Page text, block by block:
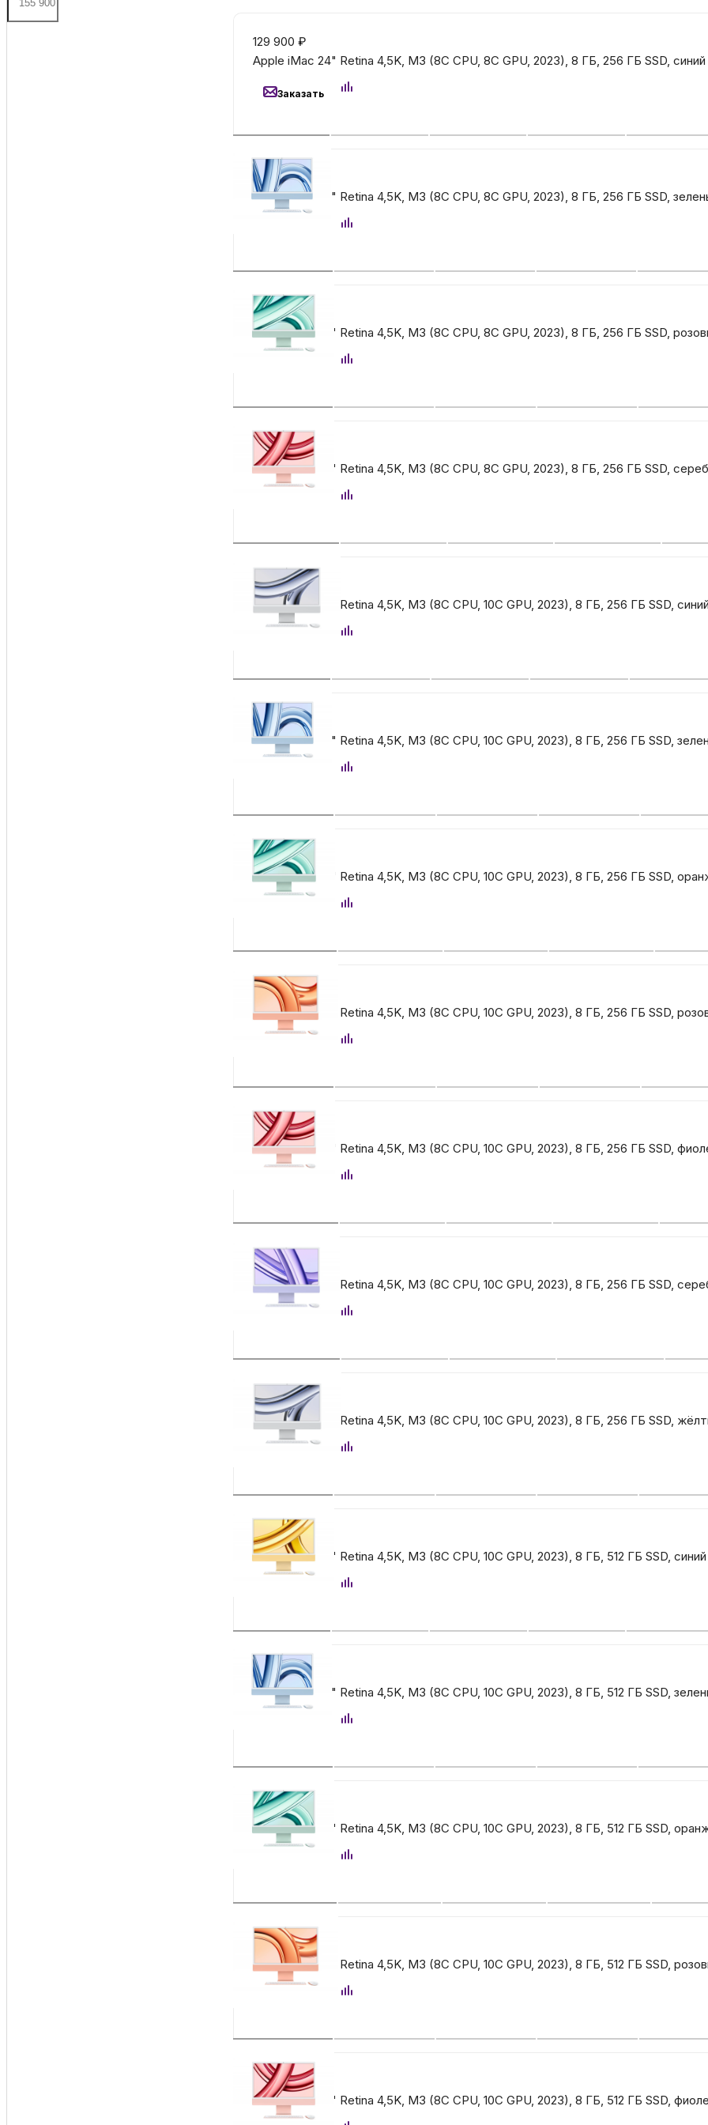
Для дома и
Умный дом и
129 900 ₽
Apple iMac 24" Retina 4,5K, M3 (8C CPU, 8C GPU, 2023), 8 ГБ, 256 ГБ SSD, синий
Заказать
129 900₽
Apple iMac 24" Retina 4,5K, M3 (8C CPU, 8C GPU, 2023), 8 ГБ, 256 ГБ SSD,
129 900₽
Apple iMac 24" Retina 4,5K, M3 (8C CPU, 8C GPU, 2023), 8 ГБ, 256 ГБ SSD,
129 900₽
Apple iMac 24" Retina 4,5K, M3 (8C CPU, 8C GPU, 2023), 8 ГБ, 256 ГБ SSD,
147 900₽
Apple iMac 24" Retina 4,5K, M3 (8C CPU, 10C GPU, 2023), 8 ГБ, 256 ГБ SSD, синий
147 900₽
Apple iMac 24" Retina 4,5K, M3 (8C CPU, 10C GPU, 2023), 8 ГБ, 256 ГБ SSD,
147 900₽
Apple iMac 24" Retina 4,5K, M3 (8C CPU, 10C GPU, 2023), 8 ГБ, 256 ГБ SSD,
147 900₽
Apple iMac 24" Retina 4,5K, M3 (8C CPU, 10C GPU, 2023), 8 ГБ, 256 ГБ SSD,
147 900₽
Apple iMac 24" Retina 4,5K, M3 (8C CPU, 10C GPU, 2023), 8 ГБ, 256 ГБ SSD,
147 900₽
Apple iMac 24" Retina 4,5K, M3 (8C CPU, 10C GPU, 2023), 8 ГБ, 256 ГБ SSD,
147 900₽
Apple iMac 24" Retina 4,5K, M3 (8C CPU, 10C GPU, 2023), 8 ГБ, 256 ГБ SSD,
155 900₽
Apple iMac 24" Retina 4,5K, M3 (8C CPU, 10C GPU, 2023), 8 ГБ, 512 ГБ SSD, синий
155 900₽
Apple iMac 24" Retina 4,5K, M3 (8C CPU, 10C GPU, 2023), 8 ГБ, 512 ГБ SSD,
155 900₽
Apple iMac 24" Retina 4,5K, M3 (8C CPU, 10C GPU, 2023), 8 ГБ, 512 ГБ SSD,
155 900₽
Apple iMac 24" Retina 4,5K, M3 (8C CPU, 10C GPU, 2023), 8 ГБ, 512 ГБ SSD,
155 900₽
Apple iMac 24" Retina 4,5K, M3 (8C CPU, 10C GPU, 2023), 8 ГБ, 512 ГБ SSD,